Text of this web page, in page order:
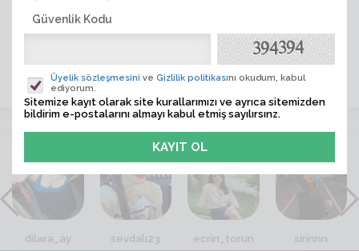
ÜYE ARA
VİTRİN
dilara_ay sevdalı23 ecrin_torun sirinnn
Güvenlik Kodu
Üyelik sözleşmesini ve Gizlilik politikasını okudum, kabul
ediyorum.
Sitemize kayıt olarak site kurallarımızı ve ayrıca sitemizden
bildirim e-postalarını almayı kabul etmiş sayılırsınz.